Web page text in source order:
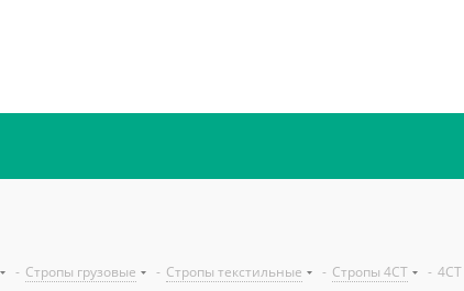
- Стропы грузовые - Стропы текстильные - Стропы 4СТ - 4СТ